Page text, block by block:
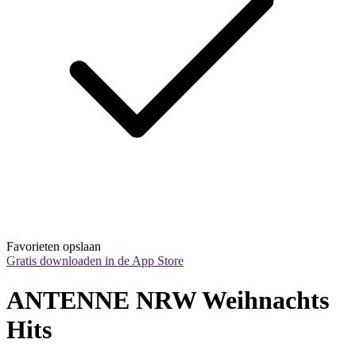
Favorieten opslaan
Gratis downloaden in de App Store
ANTENNE NRW Weihnachts
Hits